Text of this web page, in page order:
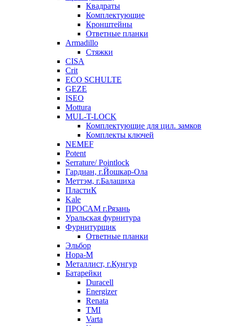
Квадраты
Комплектующие
Кронштейны
Ответные планки
Armadillo
Стяжки
CISA
Crit
ECO SCHULTE
GEZE
ISEO
Mottura
MUL-T-LOCK
Комплектующие для цил. замков
Комплекты ключей
NEMEF
Potent
Serrature/ Pointlock
Гардиан, г.Йошкар-Ола
Меттэм, г.Балашиха
ПластиК
Kale
ПРОСАМ г.Рязань
Уральская фурнитура
Фурнитурщик
Ответные планки
Эльбор
Нора-М
Металлист, г.Кунгур
Батарейки
Duracell
Energizer
Renata
TMI
Varta